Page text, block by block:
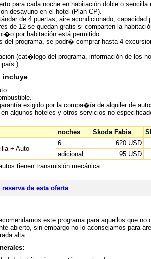
para cada noche en habitación doble o
desayuno en el hotel (Plan CP).
de 4 puertas, aire acondicionado,
de 12 se quedan gratis si comparten la
por habitación está permitido.
del programa, se podr� comprar hasta 4
(cat�logo del programa, información de los
país.)
incluye
exigido por la compa�ía de alquiler de
algunos hoteles y otros servicios no
noches Skoda Fabia
+ Auto
6 620 USD
adicional
95 USD
tienen transmisión mecánica.
de esta oferta
este programa para aquellos que
abierto, sin embargo no lo aconsejamos para
alta.